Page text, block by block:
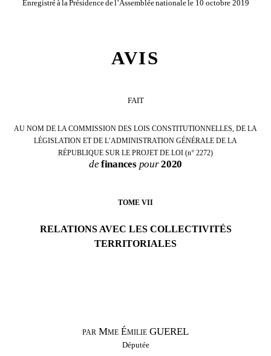
EnregistréàlaPrésidencedel’Assembléenationalele 10 octobre 2019
AVIS
FAIT
AU NOM DE LA COMMISSION DES LOIS CONSTITUTIONNELLES, DE LA
LÉGISLATION ET DE L’ADMINISTRATION GÉNÉRALE DE LA
RÉPUBLIQUE SUR LE PROJET DE LOI (n° 2272)
definances pour2020
TOME VII
RELATIONS AVEC LES COLLECTIVITÉS
TERRITORIALES
PAR Mme Émilie GUEREL
Députée